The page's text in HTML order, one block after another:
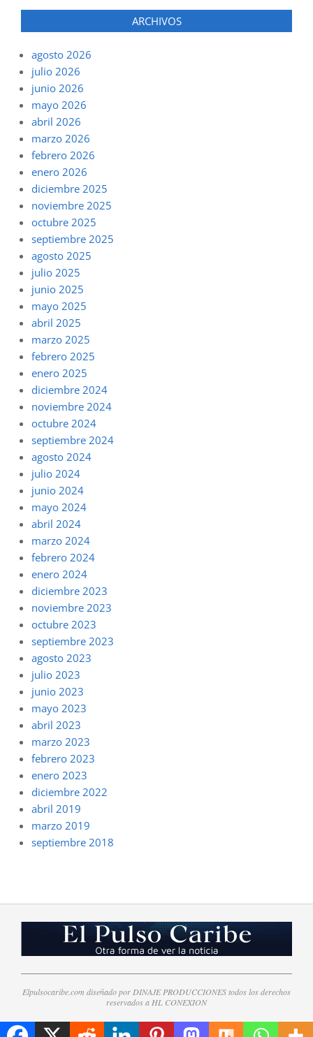
ARCHIVOS
agosto 2026
julio 2026
junio 2026
mayo 2026
abril 2026
marzo 2026
febrero 2026
enero 2026
diciembre 2025
noviembre 2025
octubre 2025
septiembre 2025
agosto 2025
julio 2025
junio 2025
mayo 2025
abril 2025
marzo 2025
febrero 2025
enero 2025
diciembre 2024
noviembre 2024
octubre 2024
septiembre 2024
agosto 2024
julio 2024
junio 2024
mayo 2024
abril 2024
marzo 2024
febrero 2024
enero 2024
diciembre 2023
noviembre 2023
octubre 2023
septiembre 2023
agosto 2023
julio 2023
junio 2023
mayo 2023
abril 2023
marzo 2023
febrero 2023
enero 2023
diciembre 2022
abril 2019
marzo 2019
septiembre 2018
Elpulsocaribe.com diseñado por DINAJE PRODUCCIONES todos los derechos
reservados a HL CONEXION